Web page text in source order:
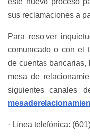
este nuevo proceso
sus reclamaciones a
Para resolver
comunicado o con el
de cuentas bancarias,
mesa de
siguientes canales
· Línea telefónica: